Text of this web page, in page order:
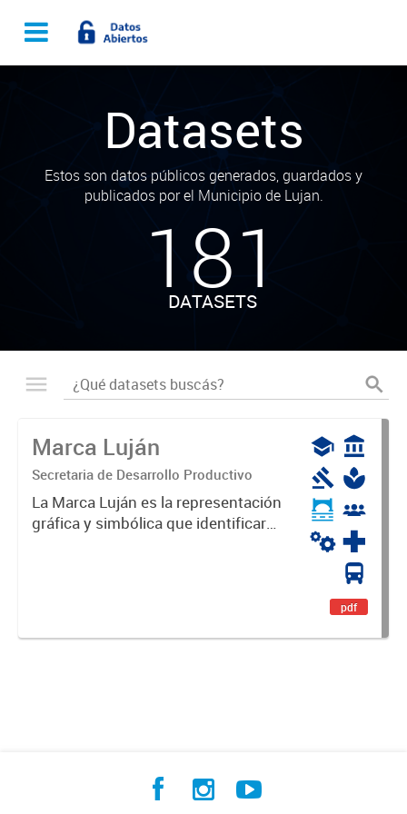
Datasets
Estos son datos públicos generados, guardados y
publicados por el Municipio de Lujan.
181
DATASETS
Marca Luján
Secretaria de Desarrollo Productivo
La Marca Luján es la representación
gráfica y simbólica que identificará
pdf